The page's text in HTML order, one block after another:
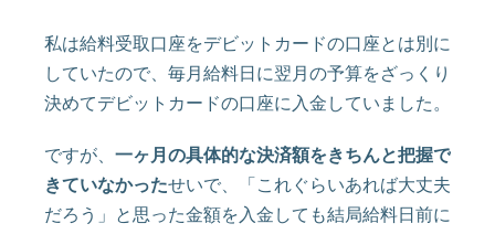
私は給料受取口座をデビットカードの口座とは別に
していたので、毎月給料日に翌月の予算をざっくり
決めてデビットカードの口座に入金していました。
ですが、 一ヶ月の具体的な決済額をきちんと把握で
きていなかったせいで、「これぐらいあれば大丈夫
だろう」と思った金額を入金しても結局給料日前に